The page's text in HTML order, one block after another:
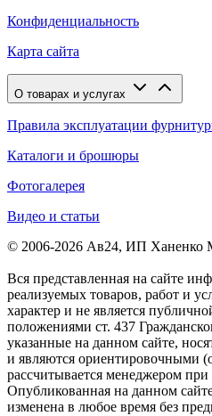
Конфиденциальность
Карта сайта
О товарах и услугах
Правила эксплуатации
Каталоги и брошюры
Фотогалерея
Видео и статьи
© 2006-2026 Ав24, ИП Ханенко
Вся представленная на сайте
реализуемых товаров, работ и
характер и не является
положениями ст. 437
указанные на данном сайте,
и являются ориентировочными
рассчитывается менеджером
Опубликованная на данном
изменена в любое время без